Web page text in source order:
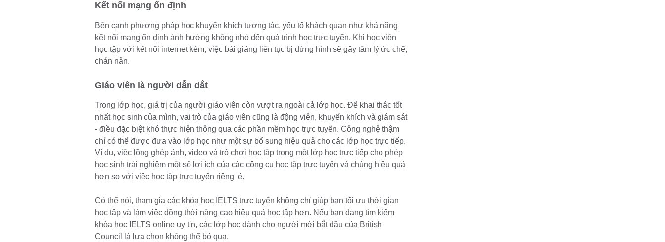
Kết nối mạng ổn định
Bên cạnh phương pháp học khuyến khích tương tác, yếu tố khách quan như khả năng
kết nối mạng ổn định ảnh hưởng không nhỏ đến quá trình học trực tuyến. Khi học viên
học tập với kết nối internet kém, việc bài giảng liên tục bị đứng hình sẽ gây tâm lý ức chế,
chán nản.
Giáo viên là người dẫn dắt
Trong lớp học, giá trị của người giáo viên còn vượt ra ngoài cả lớp học. Để khai thác tốt
nhất học sinh của mình, vai trò của giáo viên cũng là động viên, khuyến khích và giám sát
- điều đặc biệt khó thực hiện thông qua các phần mềm học trực tuyến. Công nghệ thậm
chí có thể được đưa vào lớp học như một sự bổ sung hiệu quả cho các lớp học trực tiếp.
Ví dụ, việc lồng ghép ảnh, video và trò chơi học tập trong một lớp học trực tiếp cho phép
học sinh trải nghiệm một số lợi ích của các công cụ học tập trực tuyến và chúng hiệu quả
hơn so với việc học tập trực tuyến riêng lẻ.
Có thể nói, tham gia các khóa học IELTS trực tuyến không chỉ giúp bạn tối ưu thời gian
học tập và làm việc đồng thời nâng cao hiệu quả học tập hơn. Nếu bạn đang tìm kiếm
khóa học IELTS online uy tín, các lớp học dành cho người mới bắt đầu của British
Council là lựa chọn không thể bỏ qua.